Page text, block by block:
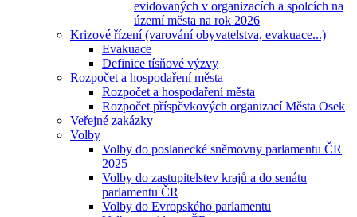
evidovaných v organizacích a spolcích na
území města na rok 2026
Krizové řízení (varování obyvatelstva, evakuace...)
Evakuace
Definice tísňové výzvy
Rozpočet a hospodaření města
Rozpočet a hospodaření města
Rozpočet příspěvkových organizací Města Osek
Veřejné zakázky
Volby
Volby do poslanecké sněmovny parlamentu ČR
2025
Volby do zastupitelstev krajů a do senátu
parlamentu ČR
Volby do Evropského parlamentu